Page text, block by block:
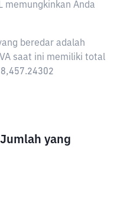
memungkinkan Anda
beredar adalah
saat ini memiliki total
yang